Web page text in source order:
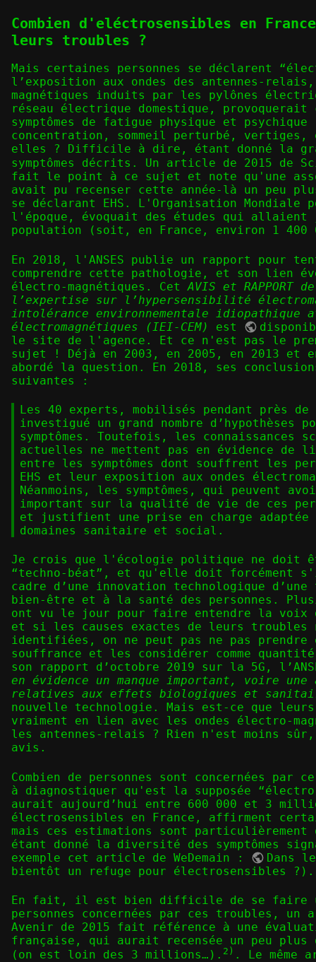
Combien d'eléctrosensibles en
leurs troubles ?
Mais certaines personnes se déclarent
l’exposition aux ondes des antennes-relais,
magnétiques induits par les pylônes
réseau électrique domestique,
symptômes de fatigue physique et
concentration, sommeil perturbé, vertiges,
elles ? Difficile à dire, étant donné la
symptômes décrits. Un article de 2015 de
fait le point à ce sujet et note qu'une
avait pu recenser cette année-là un peu
se déclarant EHS. L'Organisation Mondiale
l'époque, évoquait des études qui allaient
population (soit, en France, environ 1 400
En 2018, l'ANSES publie un rapport pour
comprendre cette pathologie, et son lien
électro-magnétiques. Cet AVIS et
l’expertise sur l’hypersensibilité
intolérance environnementale idiopathique
électromagnétiques (IEI-CEM)
est
le site de l'agence. Et ce n'est pas le
sujet ! Déjà en 2003, en 2005, en 2013 et
abordé la question. En 2018, ses
suivantes :
Les 40 experts, mobilisés pendant près
investigué un grand nombre d’hypothèses
symptômes. Toutefois, les connaissances
actuelles ne mettent pas en évidence de
entre les symptômes dont souffrent les
EHS et leur exposition aux ondes
Néanmoins, les symptômes, qui peuvent
important sur la qualité de vie de ces
et justifient une prise en charge adaptée
domaines sanitaire et social.
Je crois que l'écologie politique ne doit
“techno-béat”, et qu'elle doit forcément
cadre d’une innovation technologique
bien-être et à la santé des personnes.
ont vu le jour pour faire entendre la voix
et si les causes exactes de leurs troubles
identifiées, on ne peut pas ne pas prendre
souffrance et les considérer comme
son rapport d’octobre 2019 sur la 5G,
en évidence un manque important, voire une
relatives aux effets biologiques et
nouvelle technologie. Mais est-ce que
vraiment en lien avec les ondes électro-
les antennes-relais ? Rien n'est moins sûr,
avis.
Combien de personnes sont concernées par ce
à diagnostiquer qu'est la supposée
aurait aujourd’hui entre 600 000 et 3
électrosensibles en France, affirment
mais ces estimations sont
étant donné la diversité des symptômes
exemple cet article de WeDemain :
Dans
bientôt un refuge pour électrosensibles ? ).
En fait, il est bien difficile de se faire
personnes concernées par ces troubles,
Avenir de 2015 fait référence à une
française, qui aurait recensée un peu plus
(on est loin des 3 millions…). 2) . Le